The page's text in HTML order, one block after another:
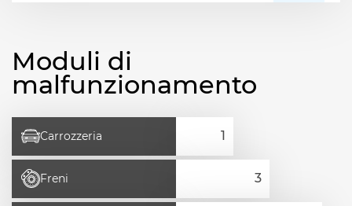
Moduli di
malfunzionamento
Carrozzeria
Freni